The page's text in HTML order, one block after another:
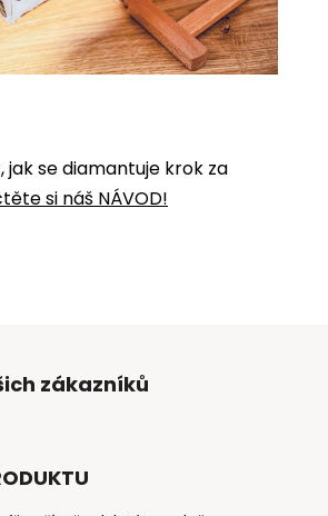
se diamantuje krok za
si náš NÁVOD!
zákazníků